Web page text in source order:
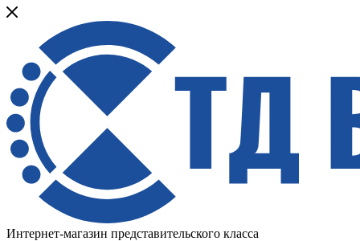
Интернет-магазин представительского класса